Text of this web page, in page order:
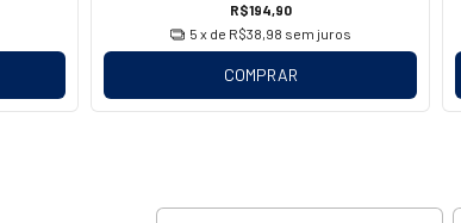
R$194,90
5 x de R$38,98 sem juros
COMPRAR